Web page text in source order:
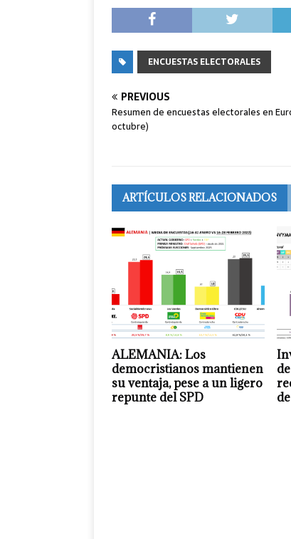
ENCUESTAS ELECTORALES
PREVIOUS
Resumen de encuestas electorales en
octubre)
ARTÍCULOS RELACIONADOS
ALEMANIA: Los
democristianos mantienen
su ventaja, pese a un ligero
repunte del SPD